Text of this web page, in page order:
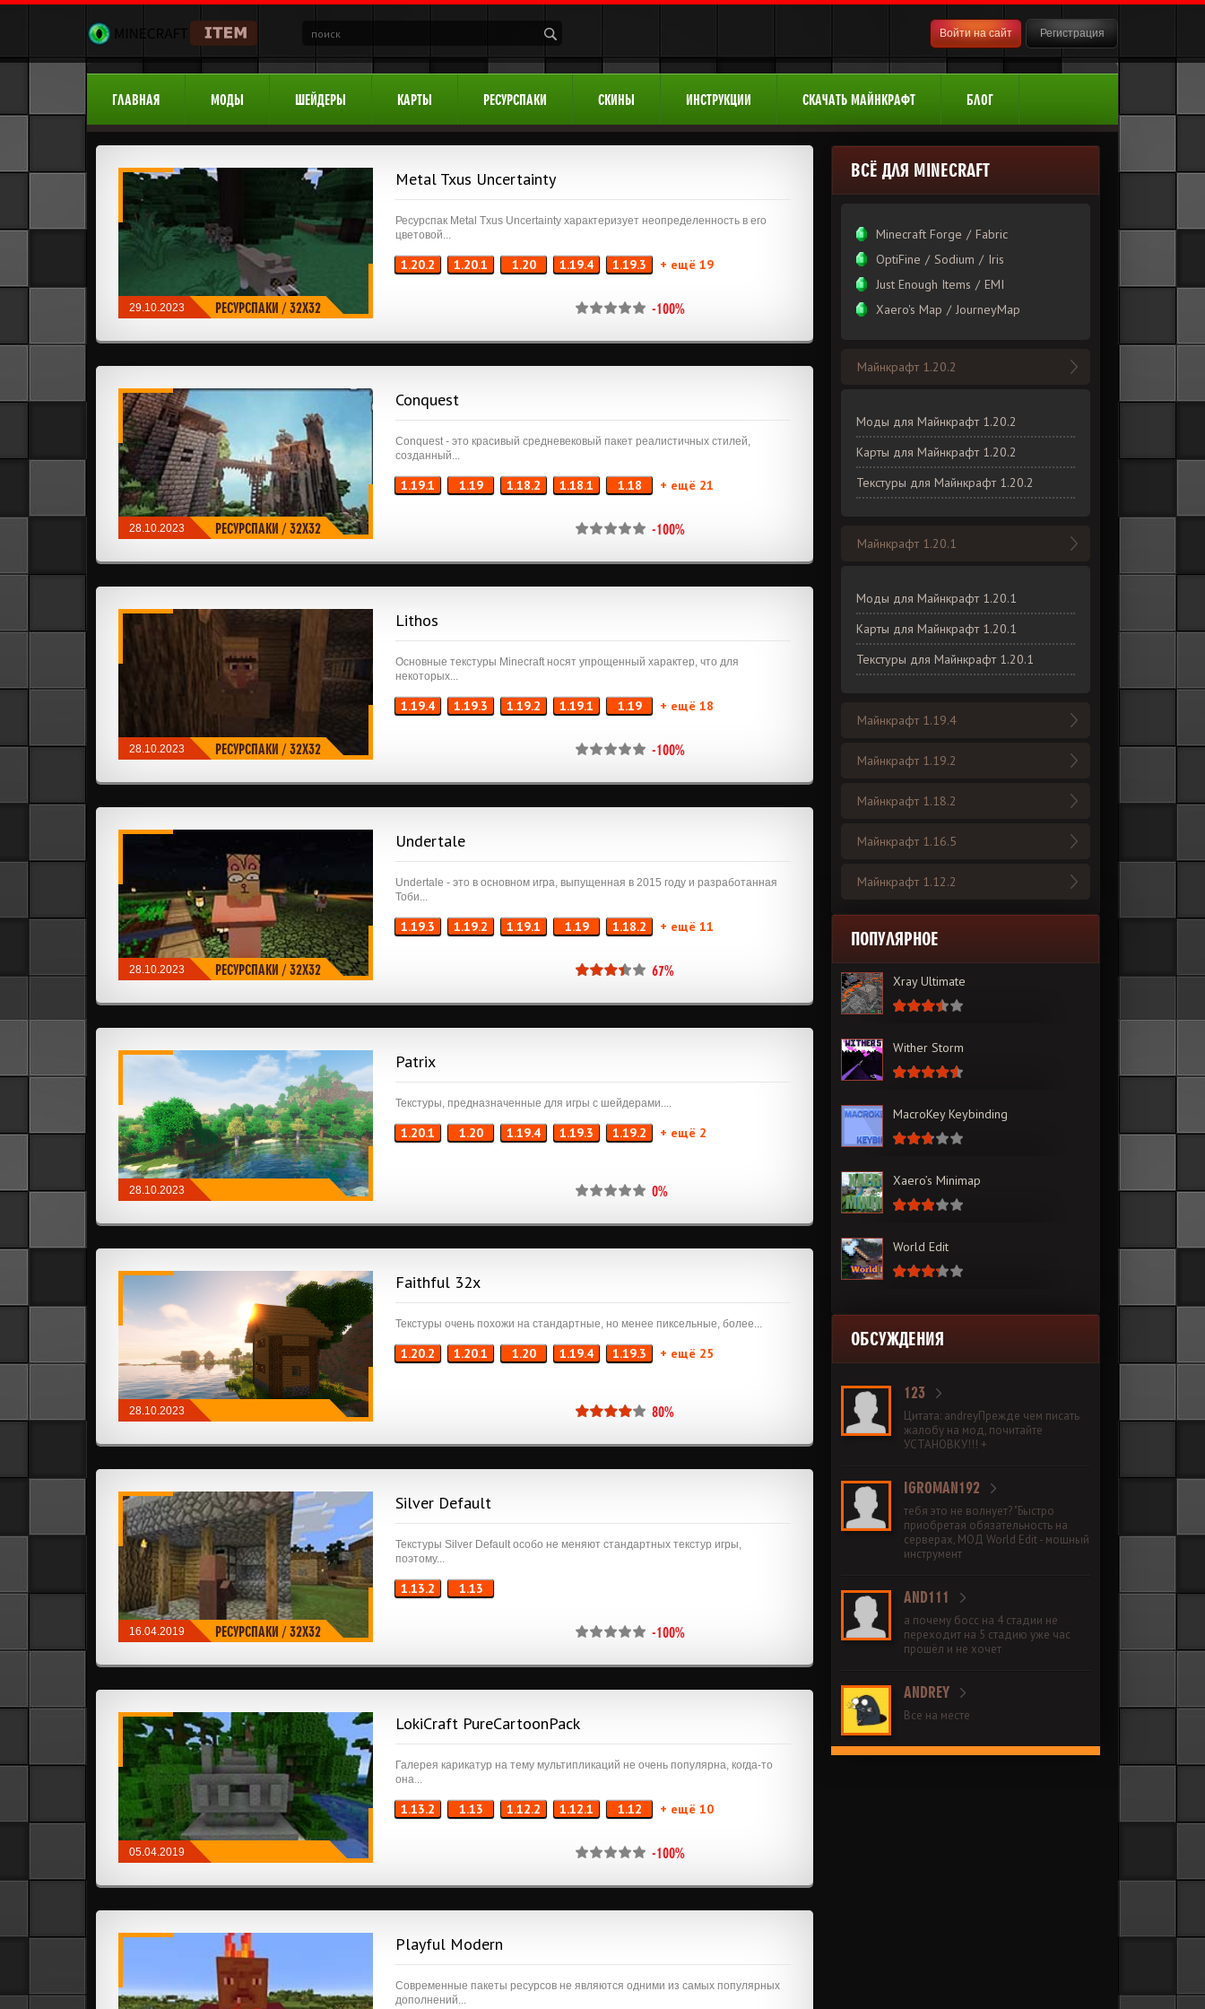
Войти на сайт Регистрация
ГЛАВНАЯ МОДЫ ШЕЙДЕРЫ КАРТЫ РЕСУРСПАКИ СКИНЫ ИНСТРУКЦИИ СКАЧАТЬ МАЙНКРАФТ БЛОГ
29.10.2023 РЕСУРСПАКИ /32X32
Metal Txus Uncertainty
Ресурспак Metal Txus Uncertainty характеризует неопределенность в его
цветовой...
1.20.2 1.20.1 1.20 1.19.4 1.19.3 + ещё 19
-100%
28.10.2023 РЕСУРСПАКИ /32X32
Conquest
Conquest - это красивый средневековый пакет реалистичных стилей,
созданный...
1.19.1 1.19 1.18.2 1.18.1 1.18 + ещё 21
-100%
28.10.2023 РЕСУРСПАКИ /32X32
Lithos
Основные текстуры Minecraft носят упрощенный характер, что для
некоторых...
1.19.4 1.19.3 1.19.2 1.19.1 1.19 + ещё 18
-100%
28.10.2023 РЕСУРСПАКИ /32X32
Undertale
Undertale - это в основном игра, выпущенная в 2015 году и разработанная
Тоби...
1.19.3 1.19.2 1.19.1 1.19 1.18.2 + ещё 11
67%
28.10.2023
Patrix
Текстуры, предназначенные для игры с шейдерами....
1.20.1 1.20 1.19.4 1.19.3 1.19.2 + ещё 2
0%
28.10.2023
Faithful 32x
Текстуры очень похожи на стандартные, но менее пиксельные, более...
1.20.2 1.20.1 1.20 1.19.4 1.19.3 + ещё 25
80%
16.04.2019 РЕСУРСПАКИ /32X32
Silver Default
Текстуры Silver Default особо не меняют стандартных текстур игры,
поэтому...
1.13.2 1.13
-100%
05.04.2019
LokiCraft PureCartoonPack
Галерея карикатур на тему мультипликаций не очень популярна, когда-то
она...
1.13.2 1.13 1.12.2 1.12.1 1.12 + ещё 10
-100%
Playful Modern
Современные пакеты ресурсов не являются одними из самых популярных
дополнений...
ВСЁ ДЛЯ MINECRAFT
Minecraft Forge / Fabric
OptiFine / Sodium / Iris
Just Enough Items / EMI
Xаero's Mаp / JourneyMap
Майнкрафт 1.20.2
Моды для Майнкрафт 1.20.2
Карты для Майнкрафт 1.20.2
Текстуры для Майнкрафт 1.20.2
Майнкрафт 1.20.1
Моды для Майнкрафт 1.20.1
Карты для Майнкрафт 1.20.1
Текстуры для Майнкрафт 1.20.1
Майнкрафт 1.19.4
Майнкрафт 1.19.2
Майнкрафт 1.18.2
Майнкрафт 1.16.5
Майнкрафт 1.12.2
ПОПУЛЯРНОЕ
Xray Ultimate
Wither Storm
MacroKey Keybinding
Xaero’s Minimap
World Edit
ОБСУЖДЕНИЯ
123
Цитата: andreyПрежде чем писать
жалобу на мод, почитайте
УСТАНОВКУ!!! +
IGROMAN192
тебя это не волнует? "Быстро
приобретая обязательность на
серверах, МОД World Edit - мощный
инструмент
AND111
а почему босс на 4 стадии не
переходит на 5 стадию уже час
прошёл и не хочет
ANDREY
Все на месте